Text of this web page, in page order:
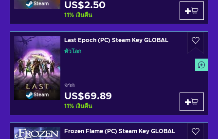
Steam US$2.50
11% เงินคืน
Steam
Last Epoch (PC) Steam Key GLOBAL
ทั่วโลก
จาก
US$69.89
11% เงินคืน
Frozen Flame (PC) Steam Key GLOBAL